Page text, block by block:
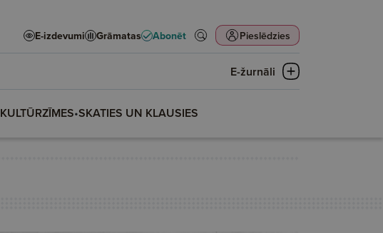
E-izdevumi Grāmatas Abonēt Pieslēdzies
E-žurnāli
KULTŪRZĪMES•SKATIES UN KLAUSIES